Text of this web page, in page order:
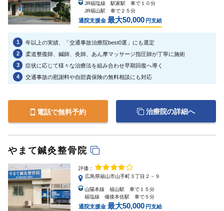
JR福塩線 駅家駅 車で１０分
JR福山駅 車で２５分
通院支援金 最大50,000 円支給
1
年以上の実績、「交通事故治療院best0選」にも選定
2
柔道整復師、鍼師、灸師、あん摩マッサージ指圧師が丁寧に施術
3
症状に応じて様々な治療法を組み合わせ早期回復へ導く
4
交通事故の慰謝料や自賠責保険の無料相談にも対応
電話で無料予約 治療院の詳細へ
やまて鍼灸整骨院
評価：
広島県福山市山手町３丁目２－９
山陽本線 福山駅 車で１５分
福塩線 備後本佐駅 車で５分
通院支援金 最大50,000 円支給